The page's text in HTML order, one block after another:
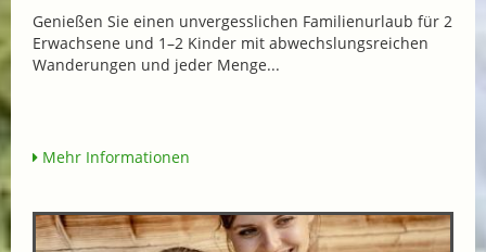
Genießen Sie einen unvergesslichen Familienurlaub für 2
Erwachsene und 1–2 Kinder mit abwechslungsreichen
Wanderungen und jeder Menge...
Mehr Informationen